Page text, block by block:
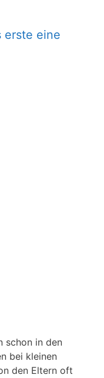
erste eine
schon in den
bei kleinen
den Eltern oft